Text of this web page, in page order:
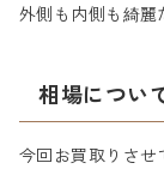
外側も内側も綺麗
相場につい
今回お買取りさせ